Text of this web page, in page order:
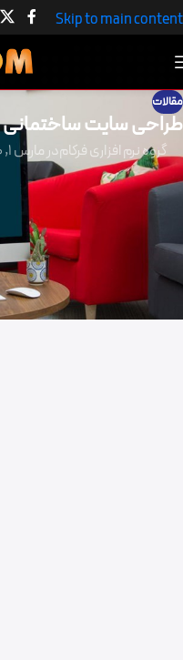
Skip to main content
مقالات
طراحی سایت ساختمانی
گروه نرم افزاری فرکامدر مارس 1, 2020
طراحی
طراحی سایت
ساختمانی برای
مجری پروژه های ساختمانی،
تجهیزات ساختمانی ابزاری
دیده شدن نسبت به سایر رقبا می